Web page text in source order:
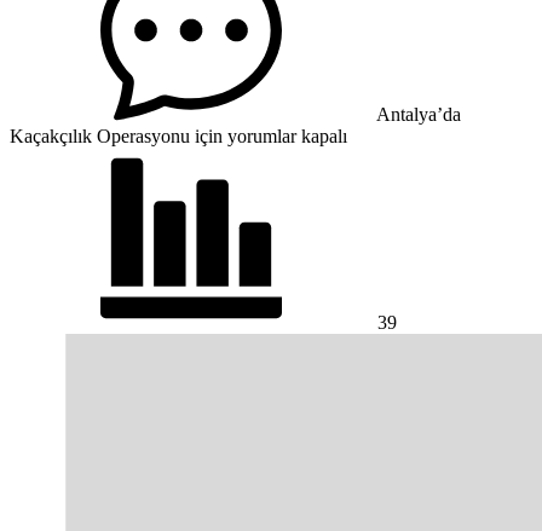
Antalya’da
Kaçakçılık Operasyonu için yorumlar kapalı
39